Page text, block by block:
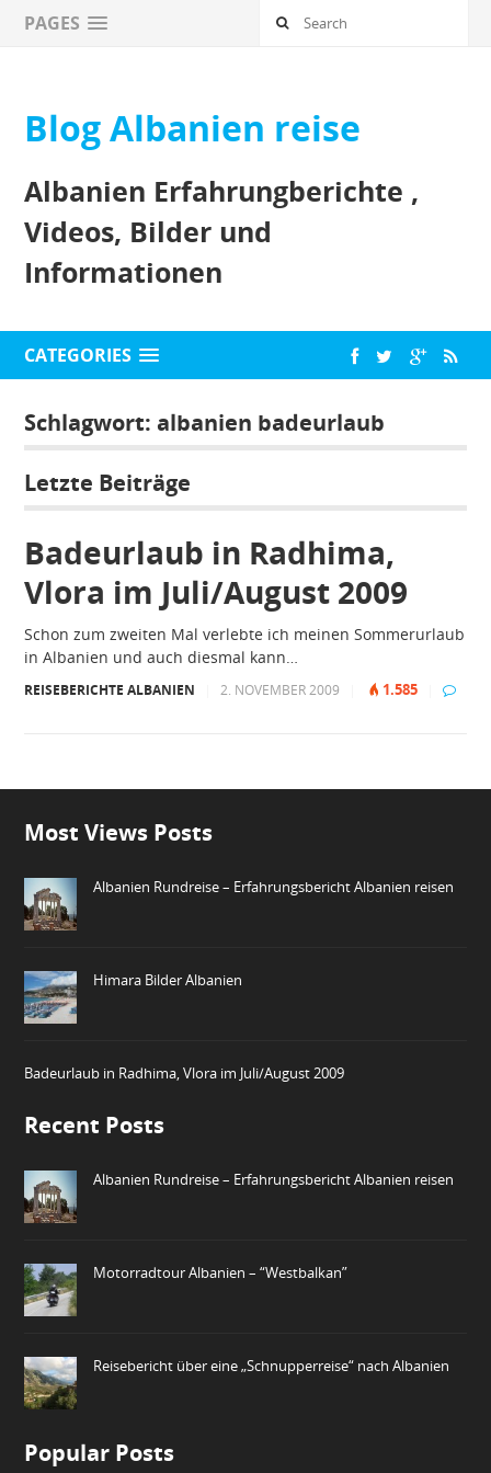
PAGES
Blog Albanien reise
Albanien Erfahrungberichte ,
Videos, Bilder und
Informationen
CATEGORIES
Schlagwort: albanien badeurlaub
Letzte Beiträge
Badeurlaub in Radhima,
Vlora im Juli/August 2009
Schon zum zweiten Mal verlebte ich meinen Sommerurlaub
in Albanien und auch diesmal kann…
REISEBERICHTE ALBANIEN 2. NOVEMBER 2009 1.585
Most Views Posts
Albanien Rundreise – Erfahrungsbericht Albanien reisen
Himara Bilder Albanien
Badeurlaub in Radhima, Vlora im Juli/August 2009
Recent Posts
Albanien Rundreise – Erfahrungsbericht Albanien reisen
Motorradtour Albanien – “Westbalkan”
Reisebericht über eine „Schnupperreise“ nach Albanien
Popular Posts